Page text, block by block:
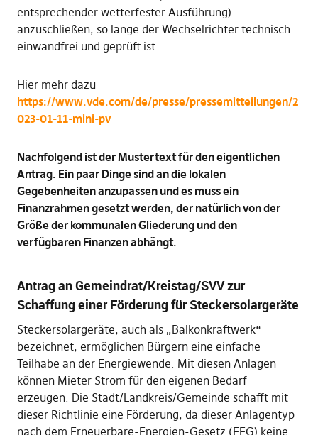
entsprechender wetterfester Ausführung)
anzuschließen, so lange der Wechselrichter technisch
einwandfrei und geprüft ist.
Hier mehr dazu
https://www.vde.com/de/presse/pressemitteilungen/2
023-01-11-mini-pv
Nachfolgend ist der Mustertext für den eigentlichen
Antrag. Ein paar Dinge sind an die lokalen
Gegebenheiten anzupassen und es muss ein
Finanzrahmen gesetzt werden, der natürlich von der
Größe der kommunalen Gliederung und den
verfügbaren Finanzen abhängt.
Antrag an Gemeindrat/Kreistag/SVV zur
Schaffung einer Förderung für Steckersolargeräte
Steckersolargeräte, auch als „Balkonkraftwerk“
bezeichnet, ermöglichen Bürgern eine einfache
Teilhabe an der Energiewende. Mit diesen Anlagen
können Mieter Strom für den eigenen Bedarf
erzeugen. Die Stadt/Landkreis/Gemeinde schafft mit
dieser Richtlinie eine Förderung, da dieser Anlagentyp
nach dem Erneuerbare-Energien-Gesetz (EEG) keine